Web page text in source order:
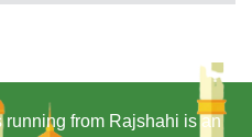
running from Rajshahi is an